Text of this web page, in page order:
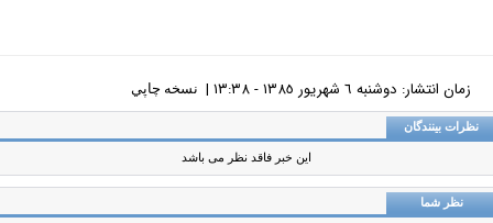
زمان انتشار: دوشنبه ٦ شهريور ١٣٨٥ - ١٣:٣٨ | نسخه چاپي
بینندگان
این خبر فاقد نظر می باشد
نظر شما